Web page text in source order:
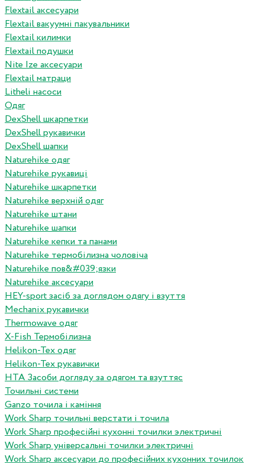
Flextail аксесуари
Flextail вакуумні пакувальники
Flextail килимки
Flextail подушки
Nite Ize аксесуари
Flextail матраци
Litheli насоси
Одяг
DexShell шкарпетки
DexShell рукавички
DexShell шапки
Naturehike одяг
Naturehike рукавиці
Naturehike шкарпетки
Naturehike верхній одяг
Naturehike штани
Naturehike шапки
Naturehike кепки та панами
Naturehike термобілизна чоловіча
Naturehike пов&#039;язки
Naturehike аксесуари
HEY-sport засіб за доглядом одягу і взуття
Mechanix рукавички
Thermowave одяг
X-Fish Термобілизна
Helikon-Tex одяг
Helikon-Tex рукавички
HTA Засоби догляду за одягом та взуттяс
Точильні системи
Ganzo точила і каміння
Work Sharp точильні верстати і точила
Work Sharp професiйнi кухоннi точилки электричнi
Work Sharp унiверсальнi точилки электричнi
Work Sharp аксесуари до професiйних кухонних точилок